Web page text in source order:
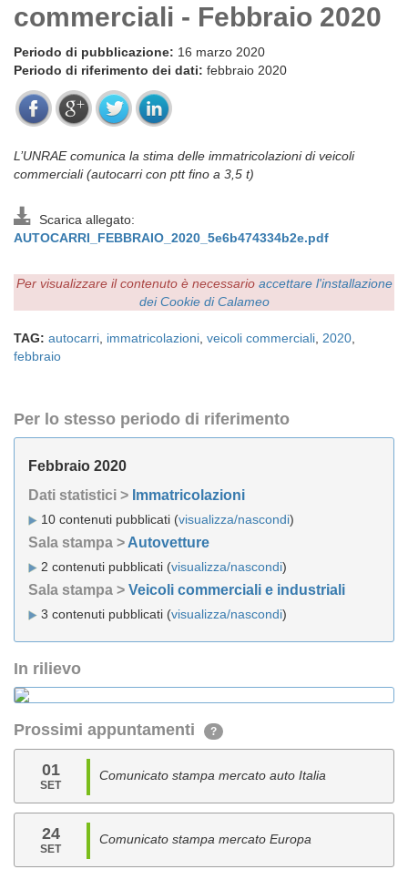
commerciali - Febbraio 2020
Periodo di pubblicazione: 16 marzo 2020
Periodo di riferimento dei dati: febbraio 2020
L’UNRAE comunica la stima delle immatricolazioni di veicoli
commerciali (autocarri con ptt fino a 3,5 t)
Scarica allegato:
AUTOCARRI_FEBBRAIO_2020_5e6b474334b2e.pdf
Per visualizzare il contenuto è necessario accettare l'installazione
dei Cookie di Calameo
TAG: autocarri immatricolazioni veicoli commerciali 2020
febbraio
Per lo stesso periodo di riferimento
Febbraio 2020
Dati statistici > Immatricolazioni
10 contenuti pubblicati (visualizza/nascondi)
Sala stampa > Autovetture
2 contenuti pubblicati (visualizza/nascondi)
Sala stampa > Veicoli commerciali e industriali
3 contenuti pubblicati (visualizza/nascondi)
In rilievo
Prossimi appuntamenti ?
01
SET
Comunicato stampa mercato auto Italia
24
SET
Comunicato stampa mercato Europa